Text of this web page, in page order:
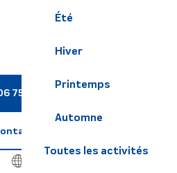
Été
Hiver
Printemps
Automne
Toutes les activités
06 75 74 30
Contactez-nous